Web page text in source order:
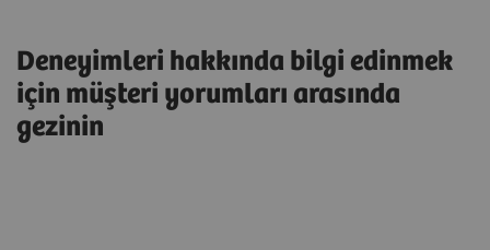
Deneyimleri hakkında bilgi edinmek
için müşteri yorumları arasında
gezinin